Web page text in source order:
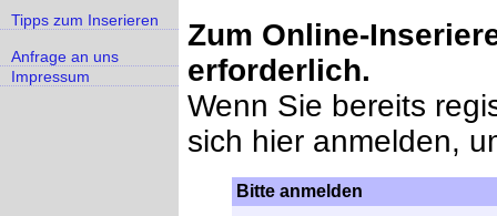
Tipps zum Inserieren
Anfrage an uns
Impressum
Zum Online-
erforderlich.
Wenn Sie bereits
sich hier anmelden,
Bitte anmelden